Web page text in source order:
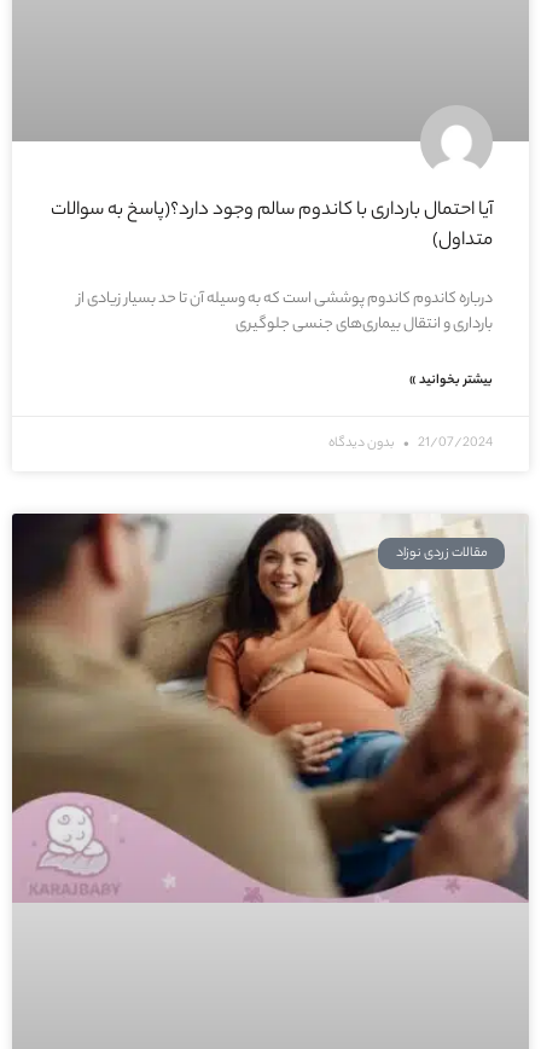
آیا احتمال بارداری با کاندوم سالم وجود دارد؟(پاسخ به سوالات
متداول)
درباره کاندوم کاندوم پوششی است که به وسیله آن تا حد بسیار زیادی از
بارداری و انتقال بیماری‌های جنسی جلوگیری
بیشتر بخوانید »
21/07/2024 بدون دیدگاه
مقالات زردی نوزاد